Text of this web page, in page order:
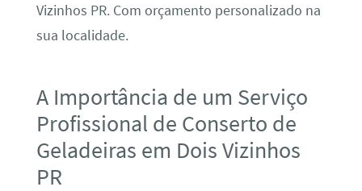
Vizinhos PR. Com orçamento personalizado na
sua localidade.
A Importância de um Serviço
Profissional de Conserto de
Geladeiras em Dois Vizinhos
PR